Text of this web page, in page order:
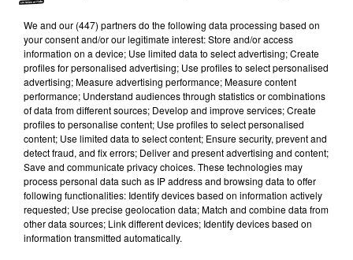
Lecture (4 min 13 sec)
100%
100% Radio les infos du Comminges
We and our (447) partnersdo the following data processing based on
your consent and/or our legitimate interest: Store and/or access
information on a device; Use limited data to select advertising; Create
profiles for personalised advertising; Use profiles to select personalised
advertising; Measure advertising performance; Measure content
performance; Understand audiences through statistics or combinations
of data from different sources; Develop and improve services; Create
profiles to personalise content; Use profiles to select personalised
content; Use limited data to select content; Ensure security, prevent and
detect fraud, and fix errors; Deliver and present advertising and content;
Save and communicate privacy choices. These technologies may
process personal data such as IP address and browsing data to offer
following functionalities: Identify devices based on information actively
requested; Use precise geolocation data; Match and combine data from
other data sources; Link different devices; Identify devices based on
information transmitted automatically.